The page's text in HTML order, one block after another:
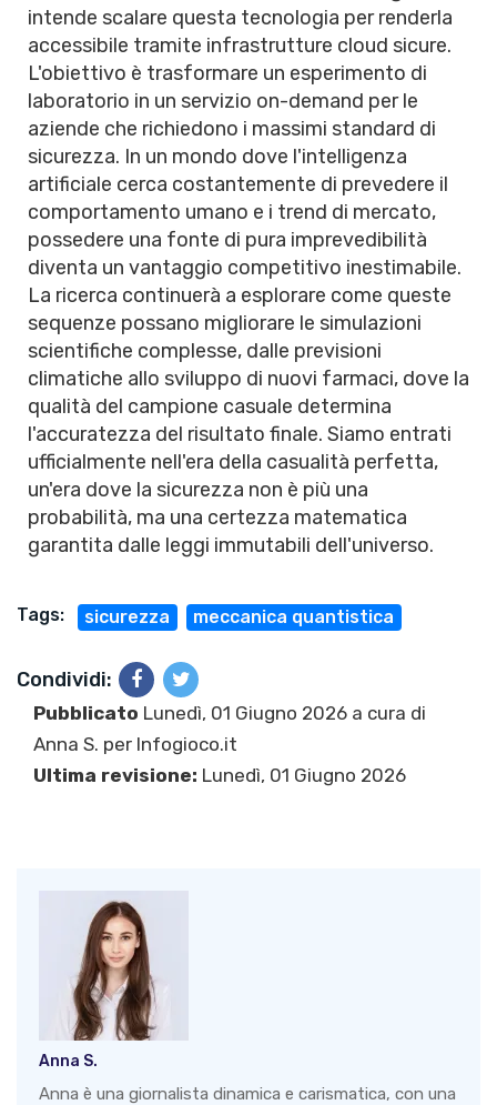
intende scalare questa tecnologia per renderla
accessibile tramite infrastrutture cloud sicure.
L'obiettivo è trasformare un esperimento di
laboratorio in un servizio on-demand per le
aziende che richiedono i massimi standard di
sicurezza. In un mondo dove l'intelligenza
artificiale cerca costantemente di prevedere il
comportamento umano e i trend di mercato,
possedere una fonte di pura imprevedibilità
diventa un vantaggio competitivo inestimabile.
La ricerca continuerà a esplorare come queste
sequenze possano migliorare le simulazioni
scientifiche complesse, dalle previsioni
climatiche allo sviluppo di nuovi farmaci, dove la
qualità del campione casuale determina
l'accuratezza del risultato finale. Siamo entrati
ufficialmente nell'era della casualità perfetta,
un'era dove la sicurezza non è più una
probabilità, ma una certezza matematica
garantita dalle leggi immutabili dell'universo.
Tags: sicurezza meccanica quantistica
Condividi:
Pubblicato Lunedì, 01 Giugno 2026 a cura di
Anna S. per Infogioco.it
Ultima revisione: Lunedì, 01 Giugno 2026
Anna S.
Anna è una giornalista dinamica e carismatica, con una